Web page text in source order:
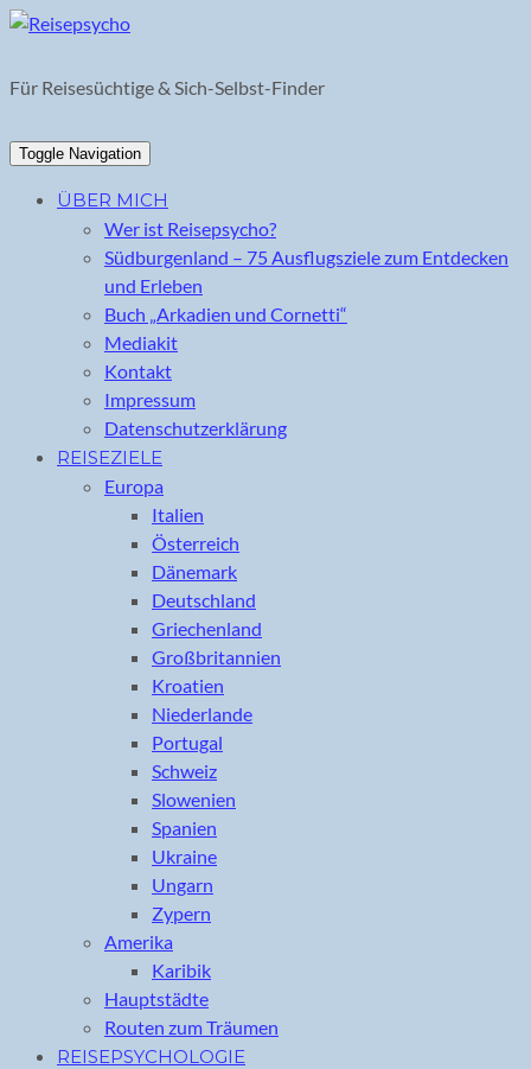
Skip
content
Für Reisesüchtige & Sich-Selbst-Finder
Toggle Navigation
ÜBER MICH
Wer ist Reisepsycho?
Südburgenland – 75 Ausflugsziele zum Entdecken
und Erleben
Buch „Arkadien und Cornetti“
Mediakit
Kontakt
Impressum
Datenschutzerklärung
REISEZIELE
Europa
Italien
Österreich
Dänemark
Deutschland
Griechenland
Großbritannien
Kroatien
Niederlande
Portugal
Schweiz
Slowenien
Spanien
Ukraine
Ungarn
Zypern
Amerika
Karibik
Hauptstädte
Routen zum Träumen
REISEPSYCHOLOGIE